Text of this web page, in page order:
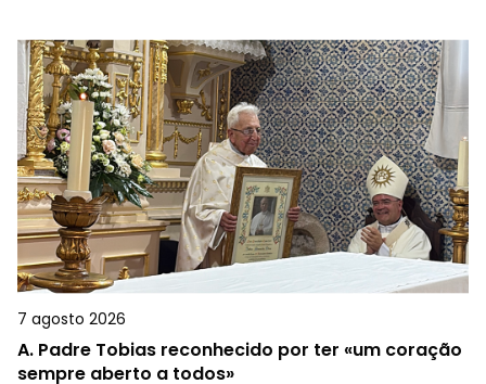
7 agosto 2026
A. Padre Tobias reconhecido por ter «um coração
sempre aberto a todos»